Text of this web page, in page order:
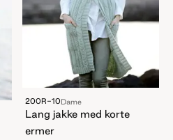
200R-10Dame
Lang jakke med korte
ermer